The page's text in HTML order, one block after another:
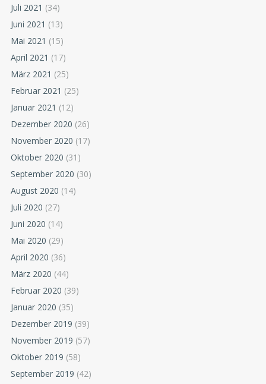
Juli 2021 (34)
Juni 2021 (13)
Mai 2021 (15)
April 2021 (17)
März 2021 (25)
Februar 2021 (25)
Januar 2021 (12)
Dezember 2020 (26)
November 2020 (17)
Oktober 2020 (31)
September 2020 (30)
August 2020 (14)
Juli 2020 (27)
Juni 2020 (14)
Mai 2020 (29)
April 2020 (36)
März 2020 (44)
Februar 2020 (39)
Januar 2020 (35)
Dezember 2019 (39)
November 2019 (57)
Oktober 2019 (58)
September 2019 (42)